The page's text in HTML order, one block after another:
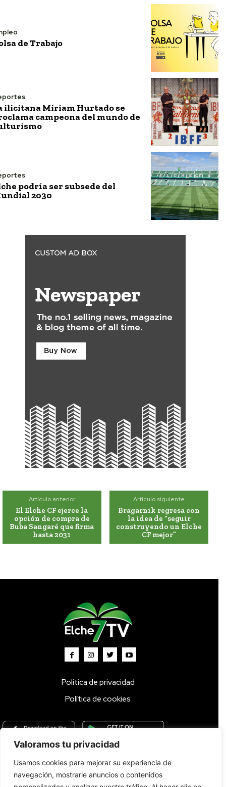
Valoramos tu privacidad
Usamos cookies para mejorar su experiencia de
navegación, mostrarle anuncios o contenidos
de Trabajo
ilicitana Miriam Hurtado se
campeona del mundo de
podría ser subsede del
2030
Artículo anterior
El Elche CF ejerce la
opción de compra de
Buba Sangaré que firma
hasta 2031
Artículo siguiente
Bragarnik regresa con
la idea de “seguir
construyendo un Elche
CF mejor”
Política de privacidad
Política de cookies
TV DIRECTO 🔴 Programas Parrilla
Radio
Bolsa de Trabajo Contacto